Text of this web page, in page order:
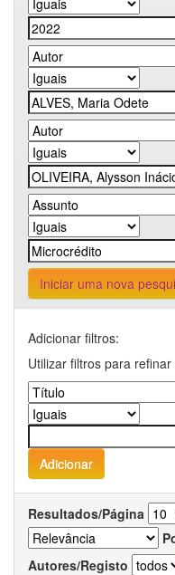
Iniciar uma nova
Adicionar filtros:
Utilizar filtros para
Resultados/Página
Autores/Registo